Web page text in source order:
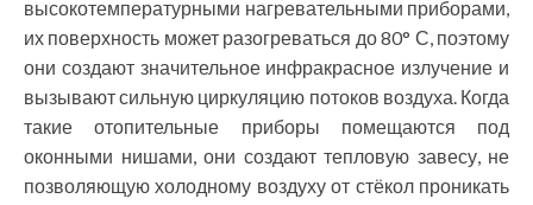
высокотемпературными нагревательными приборами,
их поверхность может разогреваться до 80° С, поэтому
они создают значительное инфракрасное излучение и
вызывают сильную циркуляцию потоков воздуха. Когда
такие отопительные приборы помещаются под
оконными нишами, они создают тепловую завесу, не
позволяющую холодному воздуху от стёкол проникать